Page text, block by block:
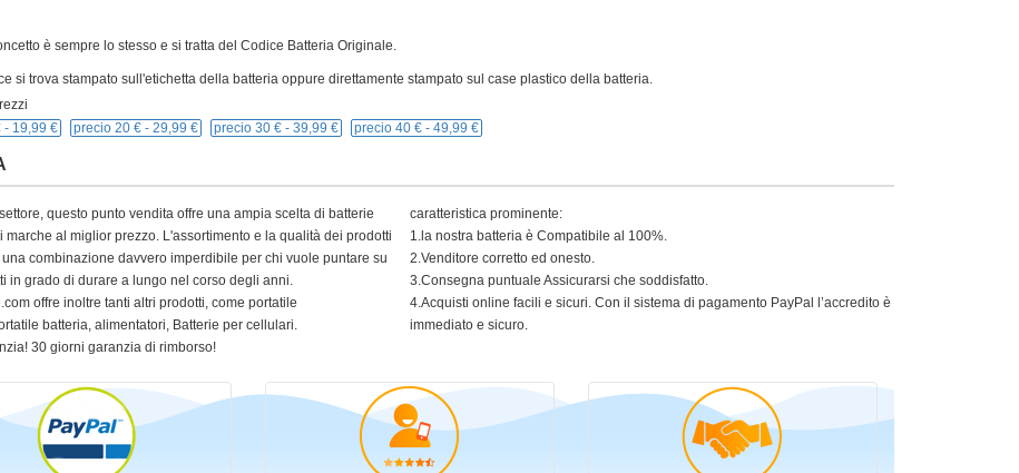
è sempre lo stesso e si tratta del Codice Batteria Originale.
si trova stampato sull'etichetta della batteria oppure direttamente stampato sul case plastico della batteria.
- 19,99 € precio 20 € - 29,99 € precio 30 € - 39,99 € precio 40 € - 49,99 €
questo punto vendita offre una ampia scelta di batterie
marche al miglior prezzo. L'assortimento e la qualità dei prodotti
combinazione davvero imperdibile per chi vuole puntare su
in grado di durare a lungo nel corso degli anni.
offre inoltre tanti altri prodotti, come portatile
batteria, alimentatori, Batterie per cellulari.
30 giorni garanzia di rimborso!
caratteristica prominente:
1.la nostra batteria è Compatibile al 100%.
2.Venditore corretto ed onesto.
3.Consegna puntuale Assicurarsi che soddisfatto.
4.Acquisti online facili e sicuri. Con il sistema di pagamento PayPal l’accredito è
immediato e sicuro.